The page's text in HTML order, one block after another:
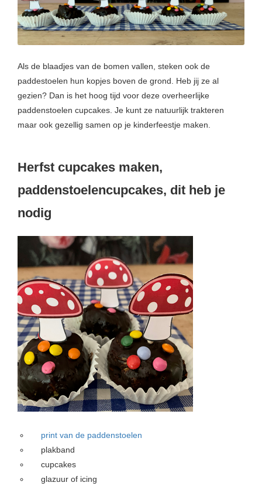
Als de blaadjes van de bomen vallen, steken ook de
paddestoelen hun kopjes boven de grond. Heb jij ze al
gezien? Dan is het hoog tijd voor deze overheerlijke
paddenstoelen cupcakes. Je kunt ze natuurlijk trakteren
maar ook gezellig samen op je kinderfeestje maken.
Herfst cupcakes maken,
paddenstoelencupcakes, dit heb je
nodig
print van de paddenstoelen
plakband
cupcakes
glazuur of icing
niet
worden
om
op
Hierdoor
website-
van